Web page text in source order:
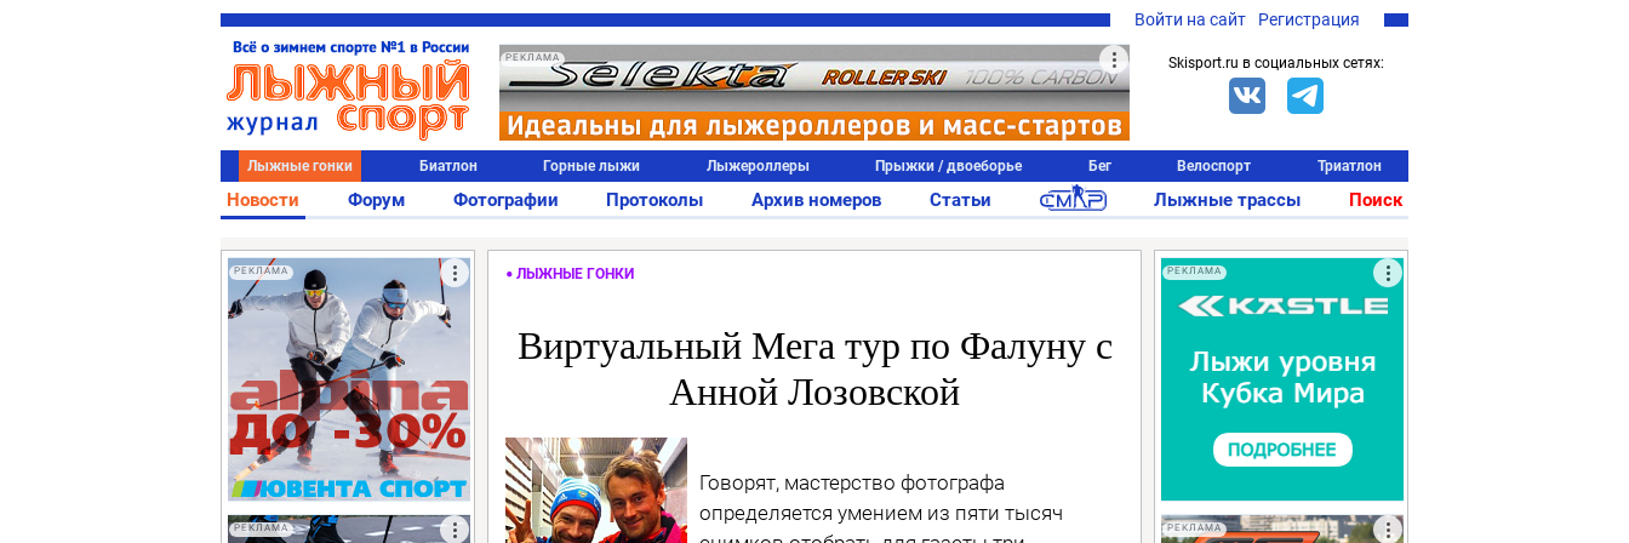
Войти на сайт Регистрация
РЕКЛАМА Skisport.ru в социальных сетях:
Лыжные гонки Биатлон Горные лыжи Лыжероллеры Прыжки / двоеборье Бег Велоспорт Триатлон
Новости Форум Фотографии Протоколы Архив номеров Статьи Лыжные трассы Поиск
РЕКЛАМА
РЕКЛАМА
ЛЫЖНЫЕ ГОНКИ
Виртуальный Мега тур по Фалуну с
Анной Лозовской
Говорят, мастерство фотографа
определяется умением из пяти тысяч
РЕКЛАМА
РЕКЛАМА